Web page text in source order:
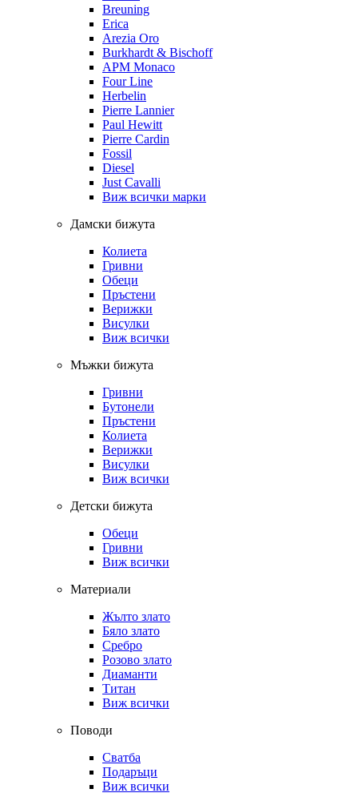
Breuning
Erica
Arezia Oro
Burkhardt & Bischoff
APM Monaco
Four Line
Herbelin
Pierre Lannier
Paul Hewitt
Pierre Cardin
Fossil
Diesel
Just Cavalli
Виж всички марки
Дамски бижута
Колиета
Гривни
Обеци
Пръстени
Верижки
Висулки
Виж всички
Мъжки бижута
Гривни
Бутонели
Пръстени
Колиета
Верижки
Висулки
Виж всички
Детски бижута
Обеци
Гривни
Виж всички
Материали
Жълто злато
Бяло злато
Сребро
Розово злато
Диаманти
Титан
Виж всички
Поводи
Сватба
Подаръци
Виж всички